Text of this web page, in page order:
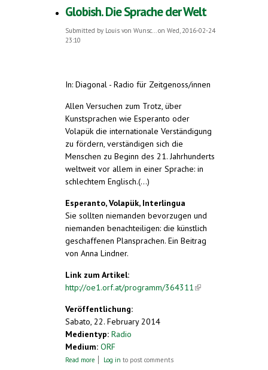
Globish. Die Sprache der Welt
Submitted by Louis von Wunsc...on Wed, 2016-02-24
23:10
In: Diagonal - Radio für Zeitgenoss/innen
Allen Versuchen zum Trotz, über
Kunstsprachen wie Esperanto oder
Volapük die internationale Verständigung
zu fördern, verständigen sich die
Menschen zu Beginn des 21. Jahrhunderts
weltweit vor allem in einer Sprache: in
schlechtem Englisch.(...)
Esperanto, Volapük, Interlingua
Sie sollten niemanden bevorzugen und
niemanden benachteiligen: die künstlich
geschaffenen Plansprachen. Ein Beitrag
von Anna Lindner.
Link zum Artikel:
http://oe1.orf.at/programm/364311(link is
Veröffentlichung:
Sabato, 22. February 2014
Medientyp: Radio
Medium: ORF
Read more about Globish. Die Sprache der Welt
Log in to post comments